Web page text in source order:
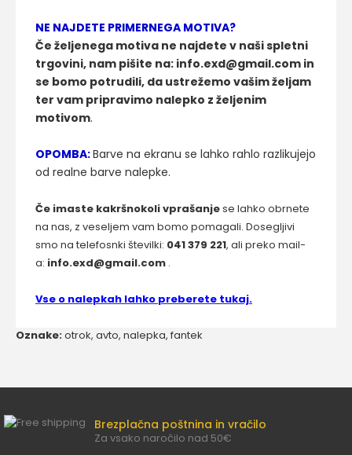
NE NAJDETE PRIMERNEGA MOTIVA?
Če željenega motiva ne najdete v naši spletni
trgovini, nam pišite na: info.exd@gmail.com in
se bomo potrudili, da ustrežemo vašim željam
ter vam pripravimo nalepko z željenim
motivom.
OPOMBA:Barve na ekranu se lahko rahlo razlikujejo
od realne barve nalepke.
Če imaste kakršnokoli vprašanjese lahko obrnete
na nas, z veseljem vam bomo pomagali. Dosegljivi
smo na telefosnki številki: 041 379 221, ali preko mail-
a: info.exd@gmail.com .
Vse o nalepkah lahko preberete tukaj.
Oznake:otrok, avto, nalepka, fantek
Brezplačna poštnina in vračilo
Za vsako naročilo nad 50€